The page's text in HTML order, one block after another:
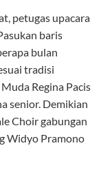
petugas upacara
baris
bulan
tradisi
Regina Pacis
senior. Demikian
Choir gabungan
Widyo Pramono